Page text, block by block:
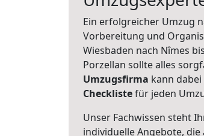
Ein erfolgreicher Umzug
Vorbereitung und
Wiesbaden nach Nîmes
Porzellan sollte alles
Umzugsfirma kann
Checklistefür jeden
Unser Fachwissen steht
individuelle Angebote,